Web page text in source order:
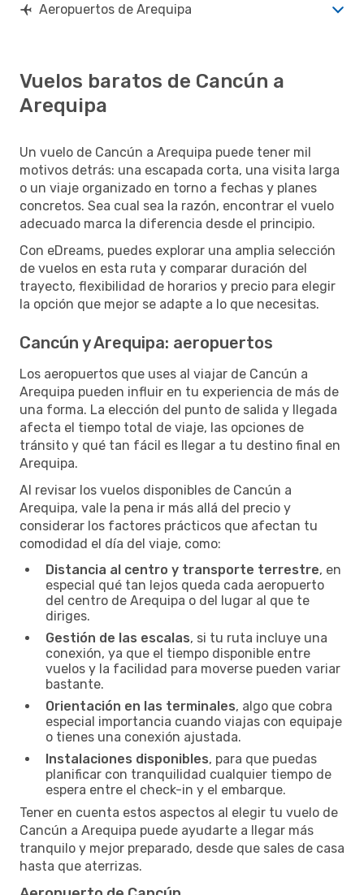
Aeropuertos de Arequipa
Vuelos baratos de Cancún a
Arequipa
Un vuelo de Cancún a Arequipa puede tener mil
motivos detrás: una escapada corta, una visita larga
o un viaje organizado en torno a fechas y planes
concretos. Sea cual sea la razón, encontrar el vuelo
adecuado marca la diferencia desde el principio.
Con eDreams, puedes explorar una amplia selección
de vuelos en esta ruta y comparar duración del
trayecto, flexibilidad de horarios y precio para elegir
la opción que mejor se adapte a lo que necesitas.
Cancún y Arequipa: aeropuertos
Los aeropuertos que uses al viajar de Cancún a
Arequipa pueden influir en tu experiencia de más de
una forma. La elección del punto de salida y llegada
afecta el tiempo total de viaje, las opciones de
tránsito y qué tan fácil es llegar a tu destino final en
Arequipa.
Al revisar los vuelos disponibles de Cancún a
Arequipa, vale la pena ir más allá del precio y
considerar los factores prácticos que afectan tu
comodidad el día del viaje, como:
Distancia al centro y transporte terrestre, en
especial qué tan lejos queda cada aeropuerto
del centro de Arequipa o del lugar al que te
diriges.
Gestión de las escalas, si tu ruta incluye una
conexión, ya que el tiempo disponible entre
vuelos y la facilidad para moverse pueden variar
bastante.
Orientación en las terminales, algo que cobra
especial importancia cuando viajas con equipaje
o tienes una conexión ajustada.
Instalaciones disponibles, para que puedas
planificar con tranquilidad cualquier tiempo de
espera entre el check-in y el embarque.
Tener en cuenta estos aspectos al elegir tu vuelo de
Cancún a Arequipa puede ayudarte a llegar más
tranquilo y mejor preparado, desde que sales de casa
hasta que aterrizas.